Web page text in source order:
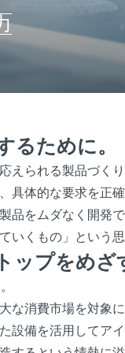
るために。
えられる製品づく
具体的な要求を正
品をムダなく開発
いくもの」という
ップをめざ
な消費市場を対象
設備を活用してア